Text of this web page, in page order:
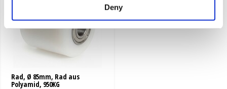
Deny
Rad, Ø 85mm, Rad aus
Polyamid, 950KG